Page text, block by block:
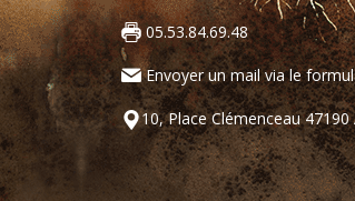
05.53.84.69.48
Envoyer un mail via le
10, Place Clémenceau 47190